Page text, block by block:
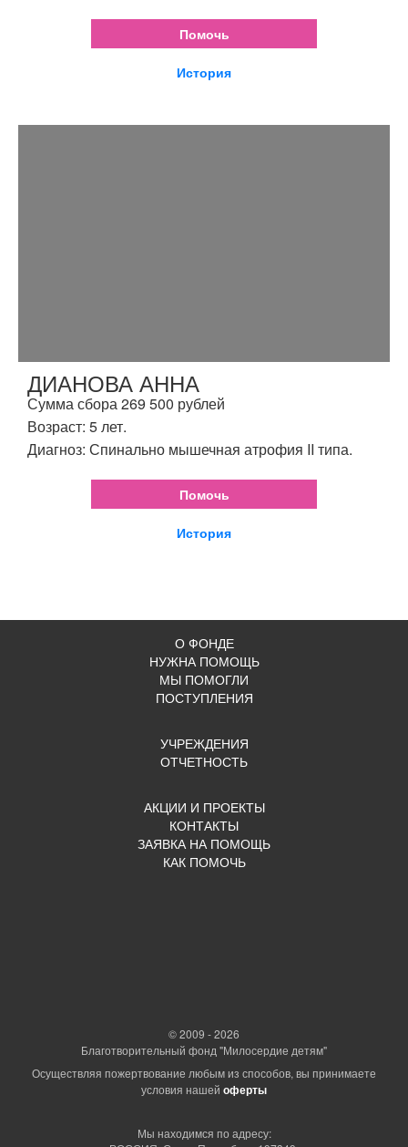
Помочь
История
ДИАНОВА АННА
Сумма сбора 269 500 рублей
Возраст: 5 лет.
Диагноз: Спинально мышечная атрофия II типа.
Помочь
История
О ФОНДЕ
НУЖНА ПОМОЩЬ
МЫ ПОМОГЛИ
ПОСТУПЛЕНИЯ
УЧРЕЖДЕНИЯ
ОТЧЕТНОСТЬ
АКЦИИ И ПРОЕКТЫ
КОНТАКТЫ
ЗАЯВКА НА ПОМОЩЬ
КАК ПОМОЧЬ
© 2009 - 2026
Благотворительный фонд "Милосердие детям"
Осуществляя пожертвование любым из способов, вы принимаете
условия нашей оферты
Мы находимся по адресу: